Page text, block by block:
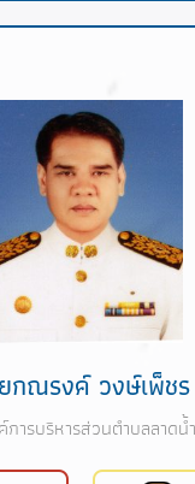
กณรงค์ วงษ์เพ็ชร
ารบริหารส่วนตำบลลาดน้